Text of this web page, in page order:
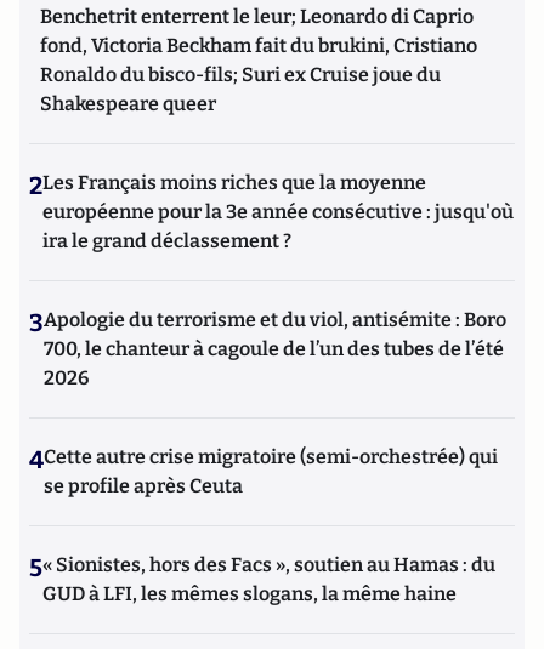
Benchetrit enterrent le leur; Leonardo di Caprio
fond, Victoria Beckham fait du brukini, Cristiano
Ronaldo du bisco-fils; Suri ex Cruise joue du
Shakespeare queer
2Les Français moins riches que la moyenne
européenne pour la 3e année consécutive : jusqu'où
ira le grand déclassement ?
3Apologie du terrorisme et du viol, antisémite : Boro
700, le chanteur à cagoule de l’un des tubes de l’été
2026
4Cette autre crise migratoire (semi-orchestrée) qui
se profile après Ceuta
5« Sionistes, hors des Facs », soutien au Hamas : du
GUD à LFI, les mêmes slogans, la même haine